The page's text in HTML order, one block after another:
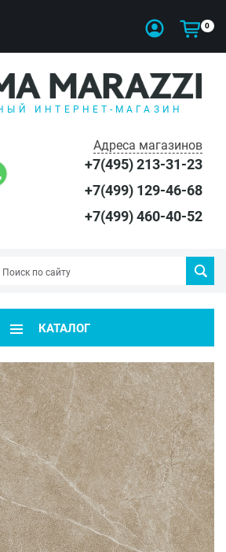
0
ИНТЕРНЕТ-МАГАЗИН
Адреса магазинов
+7(495) 213-31-23
+7(499) 129-46-68
+7(499) 460-40-52
КАТАЛОГ